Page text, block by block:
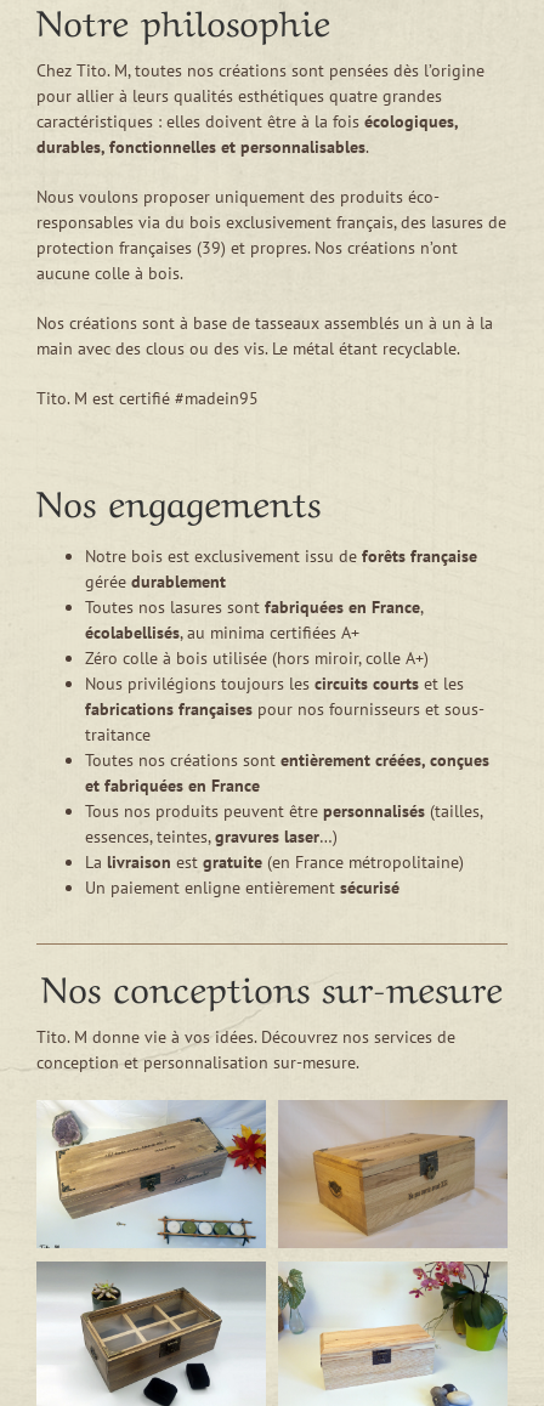
Notre philosophie
Chez Tito. M, toutes nos créations sont pensées dès l’origine
pour allier à leurs qualités esthétiques quatre grandes
caractéristiques : elles doivent être à la fois écologiques,
durables, fonctionnelles et personnalisables.
Nous voulons proposer uniquement des produits éco-
responsables via du bois exclusivement français, des lasures de
protection françaises (39) et propres. Nos créations n’ont
aucune colle à bois.
Nos créations sont à base de tasseaux assemblés un à un à la
main avec des clous ou des vis. Le métal étant recyclable.
Tito. M est certifié #madein95
Nos engagements
Notre bois est exclusivement issu de forêts française
gérée durablement
Toutes nos lasures sont fabriquées en France,
écolabellisés, au minima certifiées A+
Zéro colle à bois utilisée (hors miroir, colle A+)
Nous privilégions toujours les circuits courts et les
fabrications françaises pour nos fournisseurs et sous-
traitance
Toutes nos créations sont entièrement créées, conçues
et fabriquées en France
Tous nos produits peuvent être personnalisés (tailles,
essences, teintes,gravures laser…)
La livraison est gratuite (en France métropolitaine)
Un paiement enligne entièrement sécurisé
Nos conceptions sur-mesure
Tito. M donne vie à vos idées. Découvrez nos services de
conception et personnalisation sur-mesure.